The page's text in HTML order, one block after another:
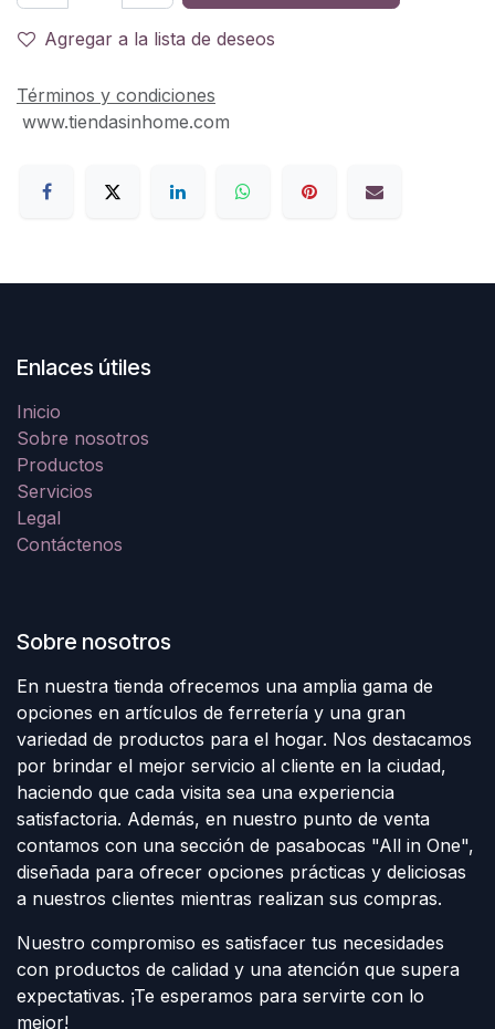
Agregar a la lista de deseos
Términos y condiciones
www.tiendasinhome.com
Enlaces útiles
Inicio
Sobre nosotros
Productos
Servicios
Legal
Contáctenos
Sobre nosotros
En nuestra tienda ofrecemos una amplia gama de
opciones en artículos de ferretería y una gran
variedad de productos para el hogar. Nos destacamos
por brindar el mejor servicio al cliente en la ciudad,
haciendo que cada visita sea una experiencia
satisfactoria. Además, en nuestro punto de venta
contamos con una sección de pasabocas "All in One",
diseñada para ofrecer opciones prácticas y deliciosas
a nuestros clientes mientras realizan sus compras.
Nuestro compromiso es satisfacer tus necesidades
con productos de calidad y una atención que supera
expectativas. ¡Te esperamos para servirte con lo
mejor!